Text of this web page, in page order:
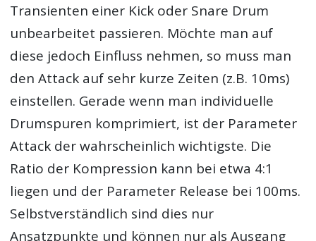
Transienten einer Kick oder Snare Drum
unbearbeitet passieren. Möchte man auf
diese jedoch Einfluss nehmen, so muss man
den Attack auf sehr kurze Zeiten (z.B. 10ms)
einstellen. Gerade wenn man individuelle
Drumspuren komprimiert, ist der Parameter
Attack der wahrscheinlich wichtigste. Die
Ratio der Kompression kann bei etwa 4:1
liegen und der Parameter Release bei 100ms.
Selbstverständlich sind dies nur
Ansatzpunkte und können nur als Ausgang